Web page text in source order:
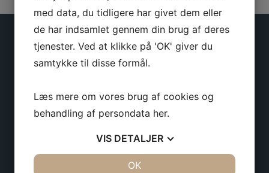
CHRISTIANSMINDE
DK-5700 Svendborg
+45 62 21 90 00
med data, du tidligere har givet dem eller
de har indsamlet gennem din brug af deres
tjenester. Ved at klikke på 'OK' giver du
samtykke til disse formål.
Læs mere om vores brug af cookies og
behandling af persondata her.
VIS DETALJER
OK